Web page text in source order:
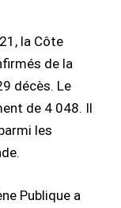
la Côte
de la
décès. Le
de 4 048. Il
les
Publique a